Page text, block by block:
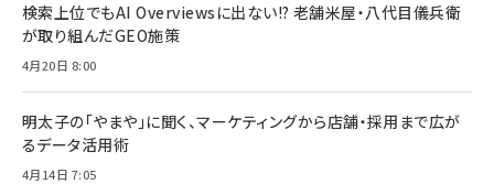
検索上位でもAI Overviewsに出ない!? 老舗米屋・八代目儀兵衛
が取り組んだGEO施策
4月20日 8:00
明太子の「やまや」に聞く、マーケティングから店舗・採用まで広が
るデータ活用術
4月14日 7:05